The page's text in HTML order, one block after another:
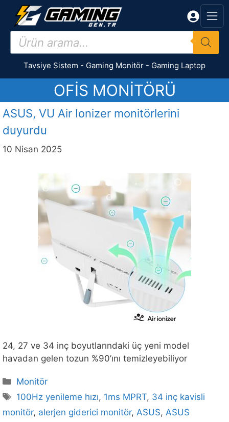
İçeriğe
Products
search
Tavsiye Sistem - Gaming Monitör - Gaming Laptop
OFIS MONITÖRÜ
ASUS, VU Air Ionizer monitörlerini
duyurdu
10 Nisan 2025
24, 27 ve 34 inç boyutlarındaki üç yeni model
havadan gelen tozun %90’ını temizleyebiliyor
Kategoriler
Monitör
Etiketler
100Hz yenileme hızı, 1ms MPRT, 34 inç kavisli
monitör, alerjen giderici monitör, ASUS, ASUS